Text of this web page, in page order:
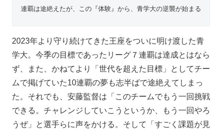
連覇は途絶えたが、この『体験』から、青学大の逆襲が始まる
2023年より守り続けてきた王座をついに明け渡した青
学大。今季の目標であったリーグ７連覇は達成とはなら
ず、また、かねてより「世代を超えた目標」としてチー
ムで掲げていた10連覇の夢も志半ばで途絶えてしまっ
た。それでも、安藤監督は「このチームでもう一回挑戦
できる。チャレンジしていこうというか、もう一回やろ
うぜ」と選手らに声をかける。そして「すごく課題が見